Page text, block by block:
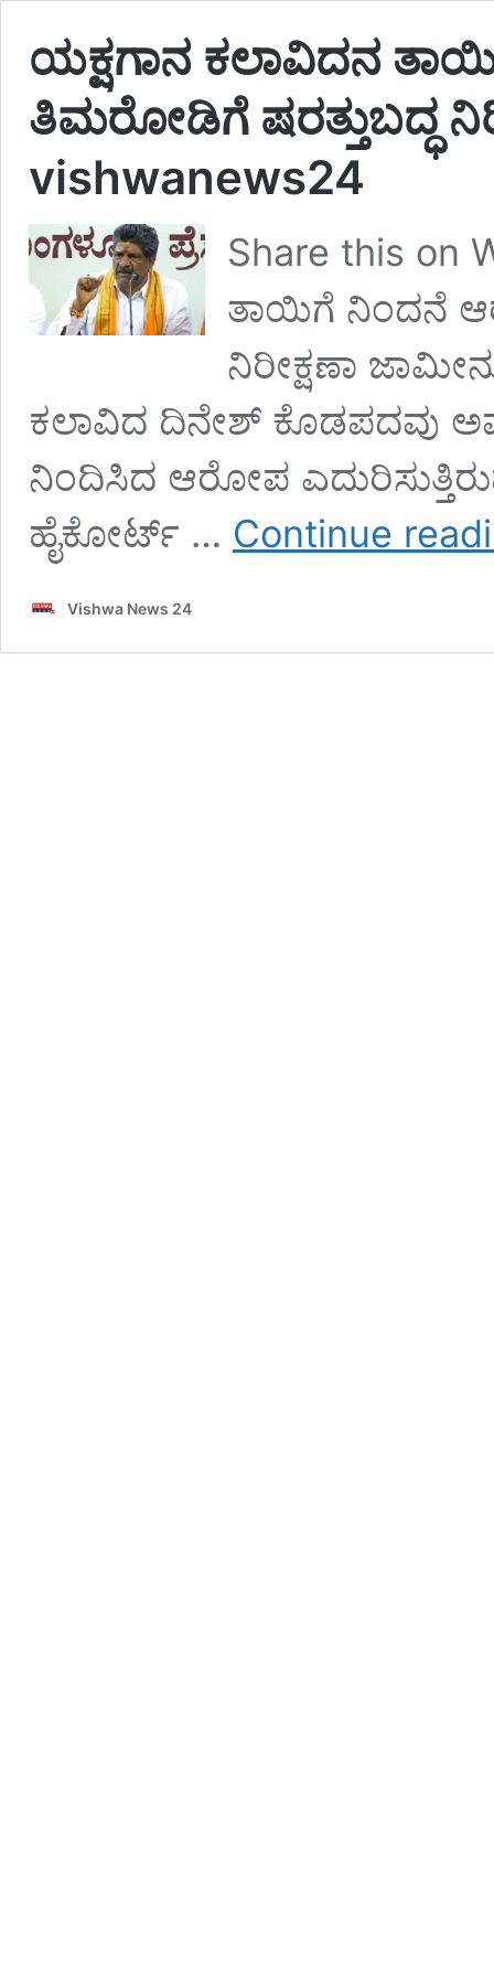
ಯಕ್ಷಗಾನ ಕಲಾವಿದನ
ತಿಮರೋಡಿಗೆ ಷರತ್ತುಬದ್ಧ
vishwanews24
Share this on
ತಾಯಿಗೆ ನಿಂದನೆ
ನಿರೀಕ್ಷಣಾ
ಕಲಾವಿದ ದಿನೇಶ್ ಕೊಡಪದವು
ನಿಂದಿಸಿದ ಆರೋಪ
ಹೈಕೋರ್ಟ್ … Continue
Vishwa News 24